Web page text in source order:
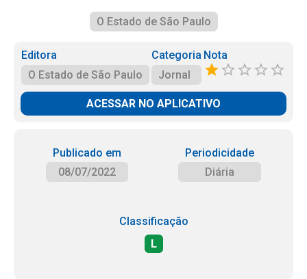
O Estado de São Paulo
Editora
O Estado de São Paulo
Categoria
Jornal
Nota
ACESSAR NO APLICATIVO
Publicado em
08/07/2022
Periodicidade
Diária
Classificação
L